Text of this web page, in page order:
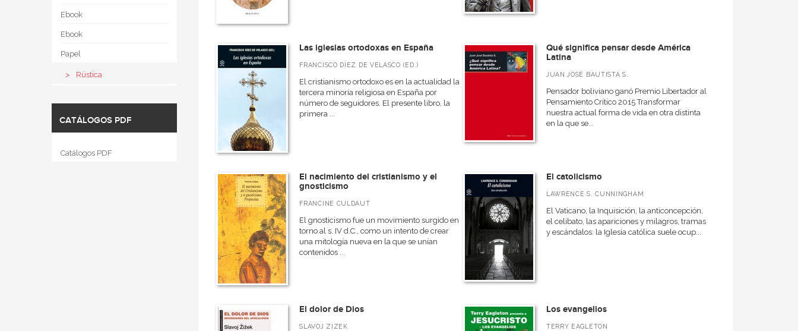
Ebook
Ebook
Papel
Rústica
CATÁLOGOS PDF
Catálogos PDF
Las iglesias ortodoxas en España
FRANCISCO DÍEZ DE VELASCO (ED.)
El cristianismo ortodoxo es en la actualidad la
tercera minoría religiosa en España por
número de seguidores. El presente libro, la
primera ...
Qué significa pensar desde América
Latina
JUAN JOSÉ BAUTISTA S.
Pensador boliviano ganó Premio Libertador al
Pensamiento Crítico 2015 Transformar
nuestra actual forma de vida en otra distinta
en la que se...
El nacimiento del cristianismo y el
gnosticismo
FRANCINE CULDAUT
El gnosticismo fue un movimiento surgido en
torno al s. IV d.C., como un intento de crear
una mitología nueva en la que se unían
contenidos ...
El catolicismo
LAWRENCE S. CUNNINGHAM
El Vaticano, la Inquisición, la anticoncepción,
el celibato, las apariciones y milagros, tramas
y escándalos: la Iglesia católica suele ocup...
El dolor de Dios
SLAVOJ ZIZEK
Los evangelios
TERRY EAGLETON